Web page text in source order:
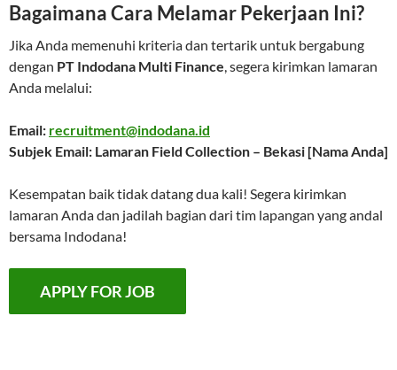
Bagaimana Cara Melamar Pekerjaan Ini?
Jika Anda memenuhi kriteria dan tertarik untuk bergabung
dengan PT Indodana Multi Finance, segera kirimkan lamaran
Anda melalui:
Email: recruitment@indodana.id
Subjek Email: Lamaran Field Collection – Bekasi [Nama Anda]
Kesempatan baik tidak datang dua kali! Segera kirimkan
lamaran Anda dan jadilah bagian dari tim lapangan yang andal
bersama Indodana!